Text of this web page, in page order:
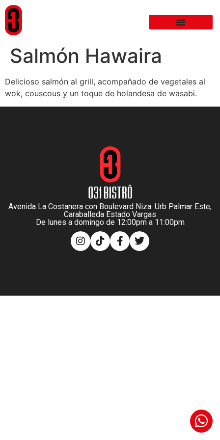
Salmón Hawaira
Delicioso salmón al grill, acompañado de vegetales al
wok, couscous y un toque de holandesa de wasabi.
Avenida La Costanera con Boulevard Niza. Urb Palmar Este,
Caraballeda Estado Vargas
De lunes a domingo de 12:00pm a 11:00pm